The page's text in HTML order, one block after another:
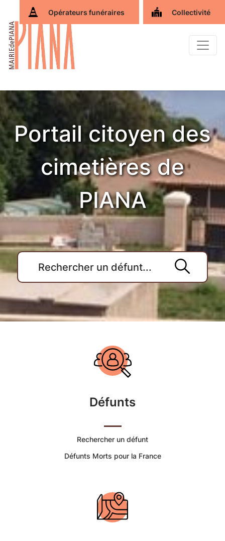
Opérateurs funéraires Collectivité
Portail citoyen des
cimetières de
PIANA
Accueil
du
Commune
de
Piana
-
Portail
Défunts
Rechercher un défunt
Défunts Morts pour la France